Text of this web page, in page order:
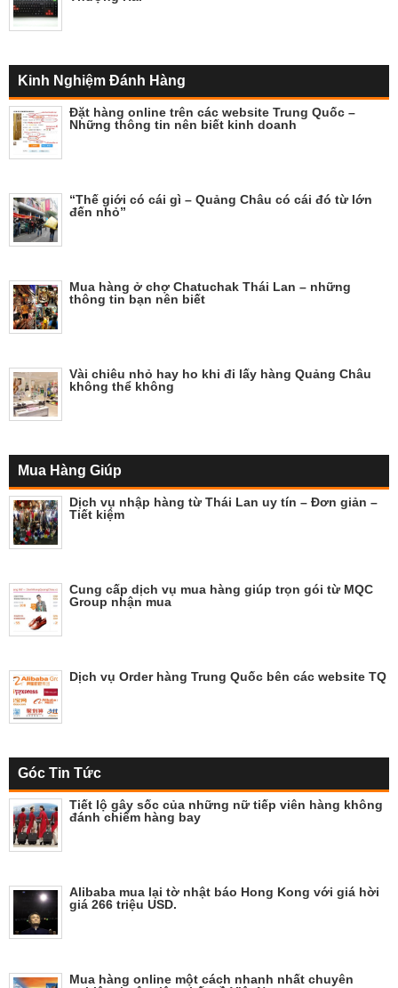
Kinh Nghiệm Đánh Hàng
Đặt hàng online trên các website Trung Quốc –
Những thông tin nên biết kinh doanh
“Thế giới có cái gì – Quảng Châu có cái đó từ lớn
đến nhỏ”
Mua hàng ở chợ Chatuchak Thái Lan – những
thông tin bạn nên biết
Vài chiêu nhỏ hay ho khi đi lấy hàng Quảng Châu
không thể không
Mua Hàng Giúp
Dịch vụ nhập hàng từ Thái Lan uy tín – Đơn giản –
Tiết kiệm
Cung cấp dịch vụ mua hàng giúp trọn gói từ MQC
Group nhận mua
Dịch vụ Order hàng Trung Quốc bên các website TQ
Góc Tin Tức
Tiết lộ gây sốc của những nữ tiếp viên hàng không
đánh chiếm hàng bay
Alibaba mua lại tờ nhật báo Hong Kong với giá hời
giá 266 triệu USD.
Mua hàng online một cách nhanh nhất chuyên